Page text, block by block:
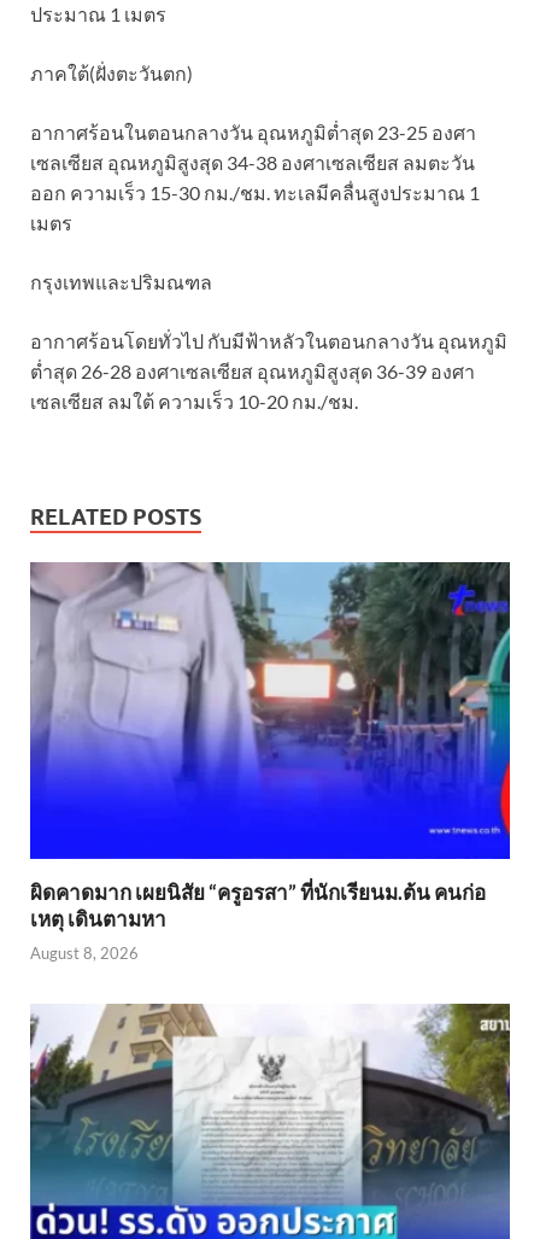
ประมาณ 1 เมตร
ภาคใต้(ฝั่งตะวันตก)
อากาศร้อนในตอนกลางวัน อุณหภูมิต่ำสุด 23-25 องศา
เซลเซียส อุณหภูมิสูงสุด 34-38 องศาเซลเซียส ลมตะวัน
ออก ความเร็ว 15-30 กม./ชม. ทะเลมีคลื่นสูงประมาณ 1
เมตร
กรุงเทพและปริมณฑล
อากาศร้อนโดยทั่วไป กับมีฟ้าหลัวในตอนกลางวัน อุณหภูมิ
ต่ำสุด 26-28 องศาเซลเซียส อุณหภูมิสูงสุด 36-39 องศา
เซลเซียส ลมใต้ ความเร็ว 10-20 กม./ชม.
RELATED POSTS
ผิดคาดมาก เผยนิสัย “ครูอรสา” ที่นักเรียนม.ต้น คนก่อ
เหตุ เดินตามหา
August 8, 2026